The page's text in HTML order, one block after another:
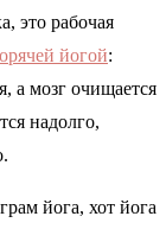
это рабочая
йогой:
а мозг очищается
надолго,
йога, хот йога